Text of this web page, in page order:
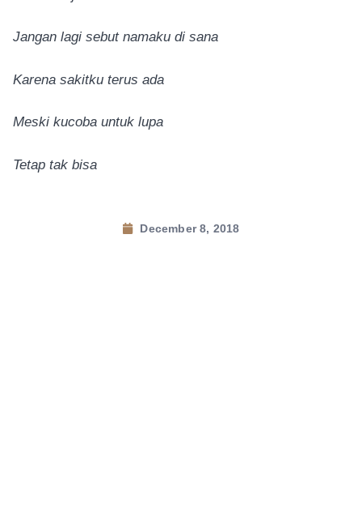
Jangan lagi sebut namaku di sana
Karena sakitku terus ada
Meski kucoba untuk lupa
Tetap tak bisa
December 8, 2018